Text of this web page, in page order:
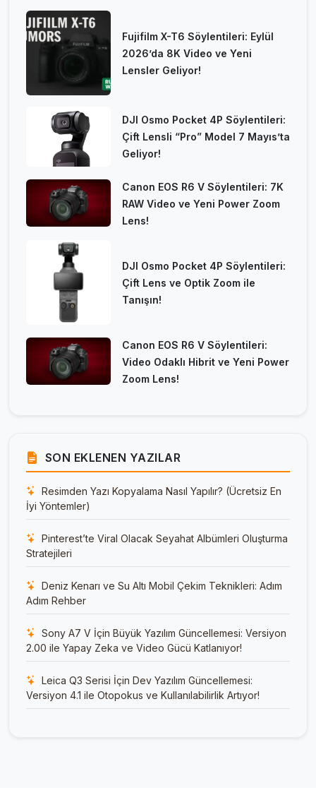
Fujifilm X-T6 Söylentileri: Eylül
2026’da 8K Video ve Yeni
Lensler Geliyor!
DJI Osmo Pocket 4P Söylentileri:
Çift Lensli “Pro” Model 7 Mayıs’ta
Geliyor!
Canon EOS R6 V Söylentileri: 7K
RAW Video ve Yeni Power Zoom
Lens!
DJI Osmo Pocket 4P Söylentileri:
Çift Lens ve Optik Zoom ile
Tanışın!
Canon EOS R6 V Söylentileri:
Video Odaklı Hibrit ve Yeni Power
Zoom Lens!
SON EKLENEN YAZILAR
Resimden Yazı Kopyalama Nasıl Yapılır? (Ücretsiz En
İyi Yöntemler)
Pinterest’te Viral Olacak Seyahat Albümleri Oluşturma
Stratejileri
Deniz Kenarı ve Su Altı Mobil Çekim Teknikleri: Adım
Adım Rehber
Sony A7 V İçin Büyük Yazılım Güncellemesi: Versiyon
2.00 ile Yapay Zeka ve Video Gücü Katlanıyor!
Leica Q3 Serisi İçin Dev Yazılım Güncellemesi:
Versiyon 4.1 ile Otopokus ve Kullanılabilirlik Artıyor!